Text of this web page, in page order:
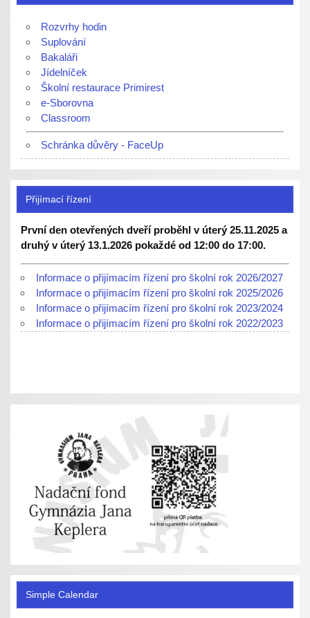
Rozvrhy hodin
Suplování
Bakaláři
Jídelníček
Školní restaurace Primirest
e-Sborovna
Classroom
Schránka důvěry - FaceUp
Přijímací řízení
První den otevřených dveří proběhl v úterý 25.11.2025 a
druhý v úterý 13.1.2026 pokaždé od 12:00 do 17:00.
Informace o přijímacím řízení pro školní rok 2026/2027
Informace o přijímacím řízení pro školní rok 2025/2026
Informace o přijímacím řízení pro školní rok 2023/2024
Informace o přijímacím řízení pro školní rok 2022/2023
Simple Calendar